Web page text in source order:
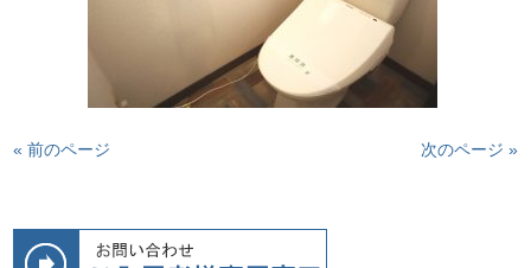
« 前のページ 次のページ »